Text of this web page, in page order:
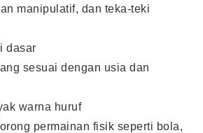
manipulatif, dan teka-teki
dasar
sesuai dengan usia dan
warna huruf
permainan fisik seperti bola,